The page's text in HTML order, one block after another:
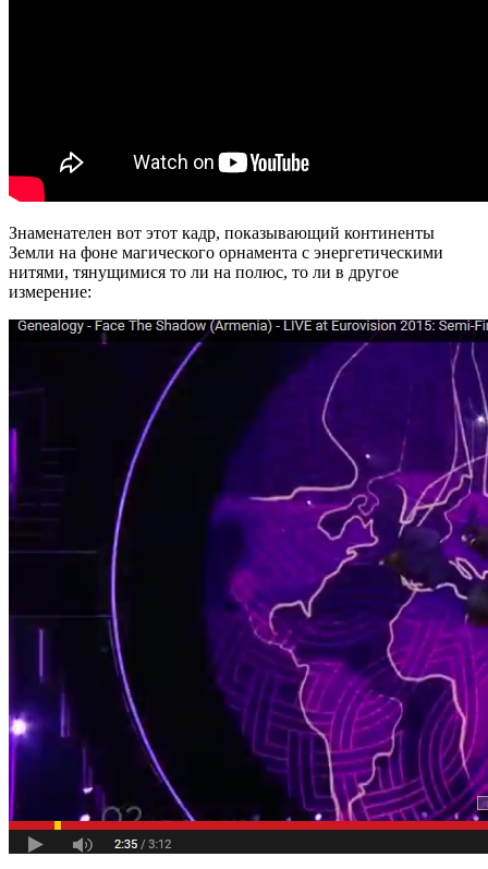
Знаменателен вот этот кадр, показывающий континенты
Земли на фоне магического орнамента с энергетическими
нитями, тянущимися то ли на полюс, то ли в другое
измерение: